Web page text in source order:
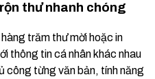
thư nhanh chóng
trăm thư mời hoặc in
thông tin cá nhân khác nhau
công từng văn bản, tính năng